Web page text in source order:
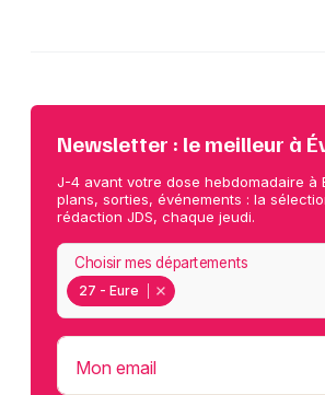
Newsletter : le meilleur à
J-4 avant votre dose hebdomadaire à
plans, sorties, événements : la
rédaction JDS, chaque jeudi.
27 - Eure
Choisir mes départements
Mon email